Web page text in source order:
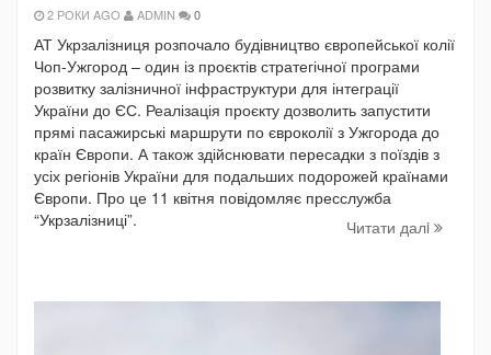
2 РОКИ AGO ADMIN 0
АТ Укрзалізниця розпочало будівництво європейської колії
Чоп-Ужгород – один із проєктів стратегічної програми
розвитку залізничної інфраструктури для інтеграції
України до ЄС. Реалізація проєкту дозволить запустити
прямі пасажирські маршрути по євроколії з Ужгорода до
країн Європи. А також здійснювати пересадки з поїздів з
усіх регіонів України для подальших подорожей країнами
Європи. Про це 11 квітня повідомляє пресслужба
“Укрзалізниці”.
Читати далi